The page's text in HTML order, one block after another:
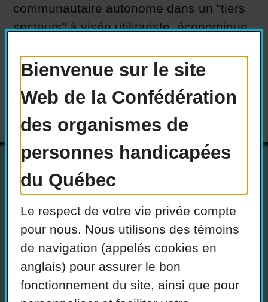
Bienvenue sur le site
Web de la Confédération
des organismes de
personnes handicapées
du Québec
Le respect de votre vie privée compte
pour nous. Nous utilisons des témoins
de navigation (appelés cookies en
anglais) pour assurer le bon
fonctionnement du site, ainsi que pour
communautaire autonome dans un “tiers
secteurs” à visée utilitariste, économique
Versions téléchargeables :
Actualités
Devenir membre
Nous joindre
Nous recrutons
Réseaux sociaux
Guide sur l’accessibilité
universelle